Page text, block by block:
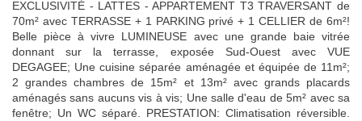
EXCLUSIVITÉ - LATTES - APPARTEMENT T3 TRAVERSANT de
70m² avec TERRASSE + 1 PARKING privé + 1 CELLIER de 6m²!
Belle pièce à vivre LUMINEUSE avec une grande baie vitrée
donnant sur la terrasse, exposée Sud-Ouest avec VUE
DEGAGEE; Une cuisine séparée aménagée et équipée de 11m²;
2 grandes chambres de 15m² et 13m² avec grands placards
aménagés sans aucuns vis à vis; Une salle d'eau de 5m² avec sa
fenêtre; Un WC séparé. PRESTATION: Climatisation réversible.